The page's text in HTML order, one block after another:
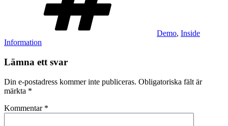
Demo, Inside
Information
Lämna ett svar
Din e-postadress kommer inte publiceras. Obligatoriska fält är
märkta *
Kommentar *